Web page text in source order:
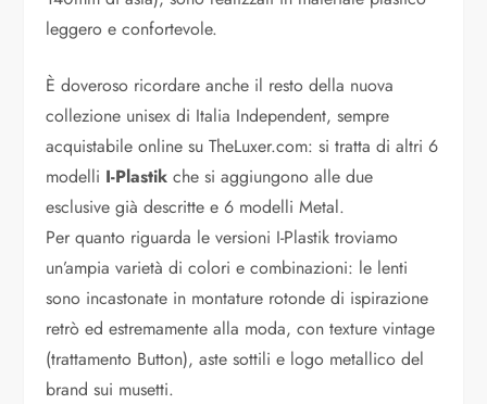
leggero e confortevole.
È doveroso ricordare anche il resto della nuova
collezione unisex di Italia Independent, sempre
acquistabile online su TheLuxer.com: si tratta di altri 6
modelli I-Plastik che si aggiungono alle due
esclusive già descritte e 6 modelli Metal.
Per quanto riguarda le versioni I-Plastik troviamo
un’ampia varietà di colori e combinazioni: le lenti
sono incastonate in montature rotonde di ispirazione
retrò ed estremamente alla moda, con texture vintage
(trattamento Button), aste sottili e logo metallico del
brand sui musetti.